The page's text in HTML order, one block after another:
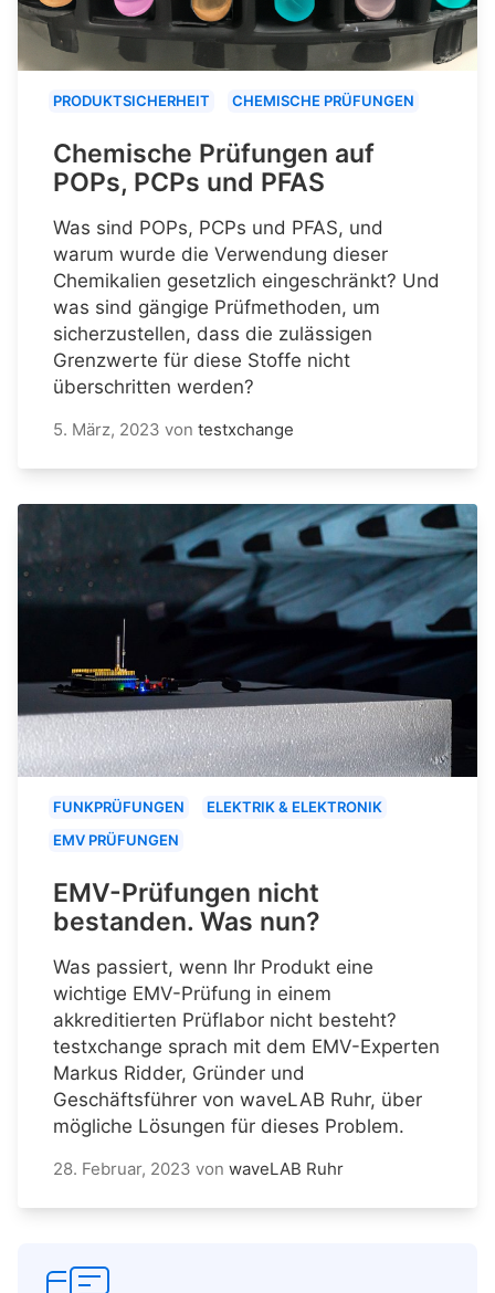
PRODUKTSICHERHEIT CHEMISCHE PRÜFUNGEN
Chemische Prüfungen auf
POPs, PCPs und PFAS
Was sind POPs, PCPs und PFAS, und
warum wurde die Verwendung dieser
Chemikalien gesetzlich eingeschränkt? Und
was sind gängige Prüfmethoden, um
sicherzustellen, dass die zulässigen
Grenzwerte für diese Stoffe nicht
überschritten werden?
5. März, 2023 von testxchange
FUNKPRÜFUNGEN
ELEKTRIK & ELEKTRONIK
EMV PRÜFUNGEN
EMV-Prüfungen nicht
bestanden. Was nun?
Was passiert, wenn Ihr Produkt eine
wichtige EMV-Prüfung in einem
akkreditierten Prüflabor nicht besteht?
testxchange sprach mit dem EMV-Experten
Markus Ridder, Gründer und
Geschäftsführer von waveLAB Ruhr, über
mögliche Lösungen für dieses Problem.
28. Februar, 2023 von waveLAB Ruhr